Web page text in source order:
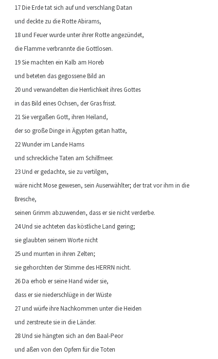
17 Die Erde tat sich auf und verschlang Datan
und deckte zu die Rotte Abirams,
18 und Feuer wurde unter ihrer Rotte angezündet,
die Flamme verbrannte die Gottlosen.
19 Sie machten ein Kalb am Horeb
und beteten das gegossene Bild an
20 und verwandelten die Herrlichkeit ihres Gottes
in das Bild eines Ochsen, der Gras frisst.
21 Sie vergaßen Gott, ihren Heiland,
der so große Dinge in Ägypten getan hatte,
22 Wunder im Lande Hams
und schreckliche Taten am Schilfmeer.
23 Und er gedachte, sie zu vertilgen,
wäre nicht Mose gewesen, sein Auserwählter; der trat vor ihm in die
Bresche,
seinen Grimm abzuwenden, dass er sie nicht verderbe.
24 Und sie achteten das köstliche Land gering;
sie glaubten seinem Worte nicht
25 und murrten in ihren Zelten;
sie gehorchten der Stimme des HERRN nicht.
26 Da erhob er seine Hand wider sie,
dass er sie niederschlüge in der Wüste
27 und würfe ihre Nachkommen unter die Heiden
und zerstreute sie in die Länder.
28 Und sie hängten sich an den Baal-Peor
und aßen von den Opfern für die Toten